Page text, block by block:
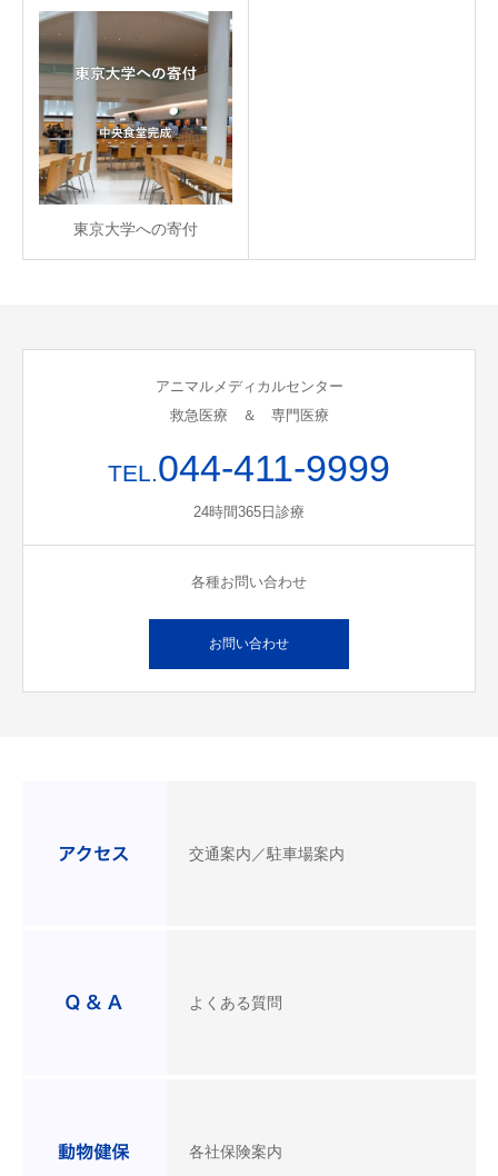
東京大学への寄付
アニマルメディカルセンター
救急医療 ＆ 専門医療
TEL.044-411-9999
24時間365日診療
各種お問い合わせ
お問い合わせ
交通案内／駐車場案内
よくある質問
各社保険案内